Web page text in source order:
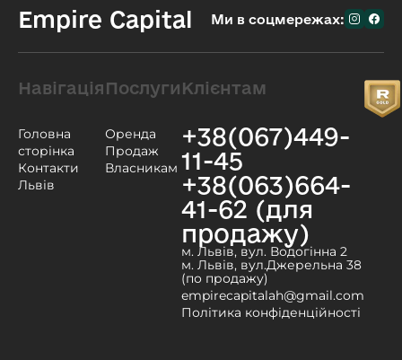
Empire Capital Ми в соцмережах:
Навігація
Головна
сторінка
Контакти
Львів
Послуги
Оренда
Продаж
Власникам
Клієнтам
+38(067)449-
11-45
+38(063)664-
41-62 (для
продажу)
м. Львів, вул. Водогінна 2
м. Львів, вул.Джерельна 38
(по продажу)
empirecapitalah@gmail.com
Політика конфіденційності